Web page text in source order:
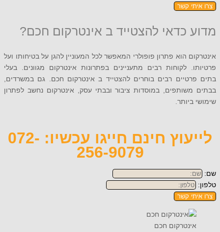
קשר
כדאי להצטייד ב אינטרקום חכם?
הוא פתרון פופולרי המאפשר לכל המעוניין להגן על בטיחותו ועל
לקוחות רבים מתעניינים בפתרונות אינטרקום מגוונים. בעלי
רבים בוחרים להצטייד ב אינטרקום חכם. גם במשרדים,
במוסדות ציבור ובבתי עסק, אינטרקום נחשב לפתרון
לייעוץ חינם חייגו עכשיו: 072-
256-9079
קשר
חכם